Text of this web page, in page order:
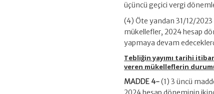
üçüncü geçici vergi
(4) Öte yandan 31/12/
mükellefler, 2024 hesap
yapmaya devam
Tebliğin yayımı tarihi
veren mükelleflerin
MADDE 4-(1) 3 üncü